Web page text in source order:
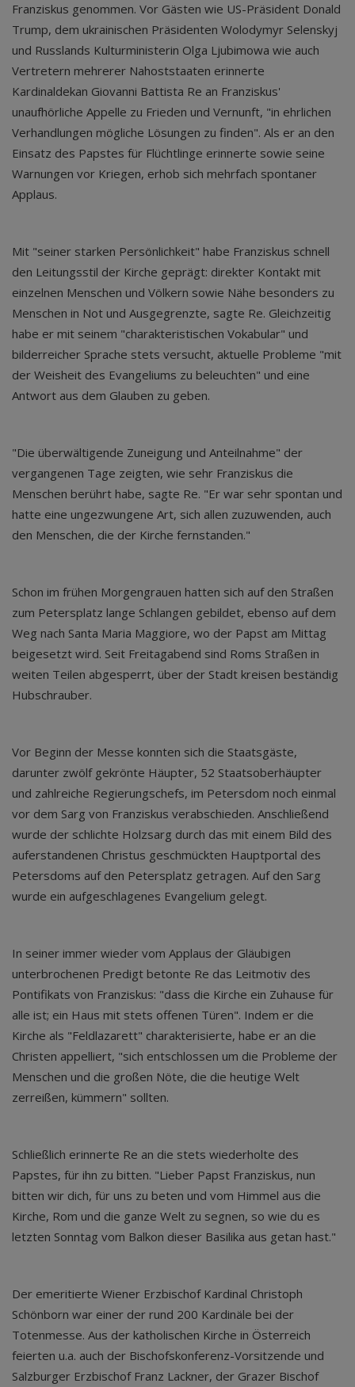
Franziskus genommen. Vor Gästen wie US-Präsident Donald
Trump, dem ukrainischen Präsidenten Wolodymyr Selenskyj
und Russlands Kulturministerin Olga Ljubimowa wie auch
Vertretern mehrerer Nahoststaaten erinnerte
Kardinaldekan Giovanni Battista Re an Franziskus'
unaufhörliche Appelle zu Frieden und Vernunft, "in ehrlichen
Verhandlungen mögliche Lösungen zu finden". Als er an den
Einsatz des Papstes für Flüchtlinge erinnerte sowie seine
Warnungen vor Kriegen, erhob sich mehrfach spontaner
Applaus.
Mit "seiner starken Persönlichkeit" habe Franziskus schnell
den Leitungsstil der Kirche geprägt: direkter Kontakt mit
einzelnen Menschen und Völkern sowie Nähe besonders zu
Menschen in Not und Ausgegrenzte, sagte Re. Gleichzeitig
habe er mit seinem "charakteristischen Vokabular" und
bilderreicher Sprache stets versucht, aktuelle Probleme "mit
der Weisheit des Evangeliums zu beleuchten" und eine
Antwort aus dem Glauben zu geben.
"Die überwältigende Zuneigung und Anteilnahme" der
vergangenen Tage zeigten, wie sehr Franziskus die
Menschen berührt habe, sagte Re. "Er war sehr spontan und
hatte eine ungezwungene Art, sich allen zuzuwenden, auch
den Menschen, die der Kirche fernstanden."
Schon im frühen Morgengrauen hatten sich auf den Straßen
zum Petersplatz lange Schlangen gebildet, ebenso auf dem
Weg nach Santa Maria Maggiore, wo der Papst am Mittag
beigesetzt wird. Seit Freitagabend sind Roms Straßen in
weiten Teilen abgesperrt, über der Stadt kreisen beständig
Hubschrauber.
Vor Beginn der Messe konnten sich die Staatsgäste,
darunter zwölf gekrönte Häupter, 52 Staatsoberhäupter
und zahlreiche Regierungschefs, im Petersdom noch einmal
vor dem Sarg von Franziskus verabschieden. Anschließend
wurde der schlichte Holzsarg durch das mit einem Bild des
auferstandenen Christus geschmückten Hauptportal des
Petersdoms auf den Petersplatz getragen. Auf den Sarg
wurde ein aufgeschlagenes Evangelium gelegt.
In seiner immer wieder vom Applaus der Gläubigen
unterbrochenen Predigt betonte Re das Leitmotiv des
Pontifikats von Franziskus: "dass die Kirche ein Zuhause für
alle ist; ein Haus mit stets offenen Türen". Indem er die
Kirche als "Feldlazarett" charakterisierte, habe er an die
Christen appelliert, "sich entschlossen um die Probleme der
Menschen und die großen Nöte, die die heutige Welt
zerreißen, kümmern" sollten.
Schließlich erinnerte Re an die stets wiederholte des
Papstes, für ihn zu bitten. "Lieber Papst Franziskus, nun
bitten wir dich, für uns zu beten und vom Himmel aus die
Kirche, Rom und die ganze Welt zu segnen, so wie du es
letzten Sonntag vom Balkon dieser Basilika aus getan hast."
Der emeritierte Wiener Erzbischof Kardinal Christoph
Schönborn war einer der rund 200 Kardinäle bei der
Totenmesse. Aus der katholischen Kirche in Österreich
feierten u.a. auch der Bischofskonferenz-Vorsitzende und
Salzburger Erzbischof Franz Lackner, der Grazer Bischof